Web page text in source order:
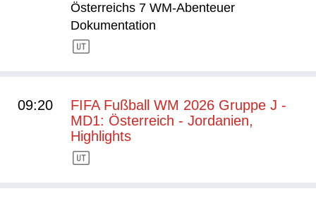
Österreichs 7 WM-Abenteuer
Dokumentation
09:20
FIFA Fußball WM 2026 Gruppe J -
MD1: Österreich - Jordanien,
Highlights